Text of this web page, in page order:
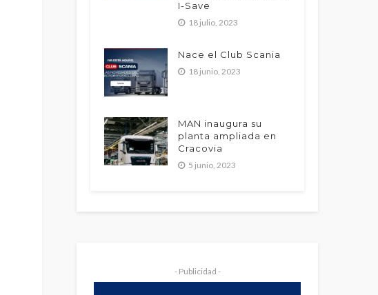
I-Save
18 julio, 2023
Nace el Club Scania
18 junio, 2023
MAN inaugura su
planta ampliada en
Cracovia
5 junio, 2023
- Publicidad -